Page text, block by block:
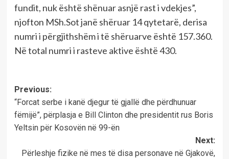
fundit, nuk është shënuar asnjë rast i vdekjes”,
njofton MSh.Sot janë shëruar 14 qytetarë, derisa
numri i përgjithshëm i të shëruarve është 157.360.
Në total numri i rasteve aktive është 430.
Post
navigation
Previous:
“Forcat serbe i kanë djegur të gjallë dhe përdhunuar
fëmijë”, përplasja e Bill Clinton dhe presidentit rus Boris
Yeltsin për Kosovën në 99-ën
Next:
Përleshje fizike në mes të disa personave në Gjakovë,